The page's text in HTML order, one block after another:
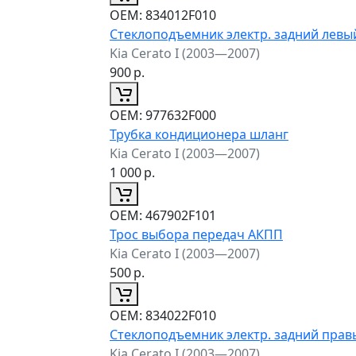
ОЕМ: 834012F010
Стеклоподъемник электр. задний
Kia Cerato I (2003—2007)
900р.
ОЕМ: 977632F000
Трубка кондиционера шланг
Kia Cerato I (2003—2007)
1 000р.
ОЕМ: 467902F101
Трос выбора передач АКПП
Kia Cerato I (2003—2007)
500р.
ОЕМ: 834022F010
Стеклоподъемник электр. задний